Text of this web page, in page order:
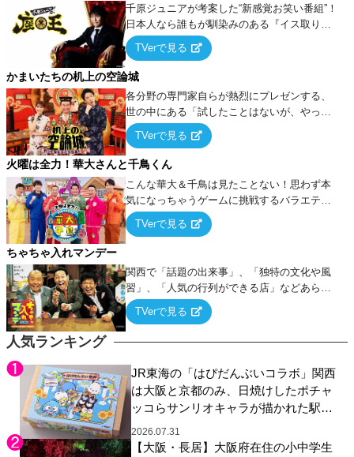
人気ランキング
JR東海の「はぴだんぶいコラボ」関西
は大阪と京都のみ、日焼けしたポチャ
ッコらサンリオキャラが描かれた駅弁
やグッズが登場
2026.07.31
【大阪・長居】大阪府在住の小中学生
千原ジュニアが考案した“新感覚お笑い番組”！
日本人なら誰もが馴染みのある『イス取りゲ
ーム』をベースに、大喜利・ギャグ・モノボ
ケ・歌…など様々なお題で芸人がショートネ
タを競い合う！
TVerで見る
かまいたちの机上の空論城
各分野の専門家自らが熱烈にプレゼンする、
世の中にある「試したことはないが、やって
みたらこうなる！…ハズ」という“机上の空
論”に若手芸人らがカラダを張って挑む！
TVerで見る
火曜は全力！華大さんと千鳥くん
こんな華大＆千鳥は見たことない！思わず本
気になっちゃうゲームに挑戦するバラエティ
ー！
TVerで見る
ちゃちゃ入れマンデー
関西で「話題の出来事」、「独特の文化や風
習」、「人気の行列ができる店」などあらゆ
るテーマについて好き放題にちゃちゃを入れ
ていく関西色を前面に押し出したトークバラ
TVerで見る